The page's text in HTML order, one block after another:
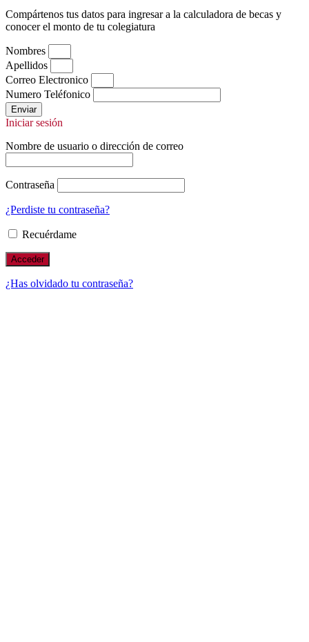
Compártenos tus datos para ingresar a la calculadora de becas y
conocer el monto de tu colegiatura
Nombres
Apellidos
Correo Electronico
Numero Teléfonico
Enviar
Iniciar sesión
Nombre de usuario o dirección de correo
Contraseña
¿Perdiste tu contraseña?
Recuérdame
¿Has olvidado tu contraseña?